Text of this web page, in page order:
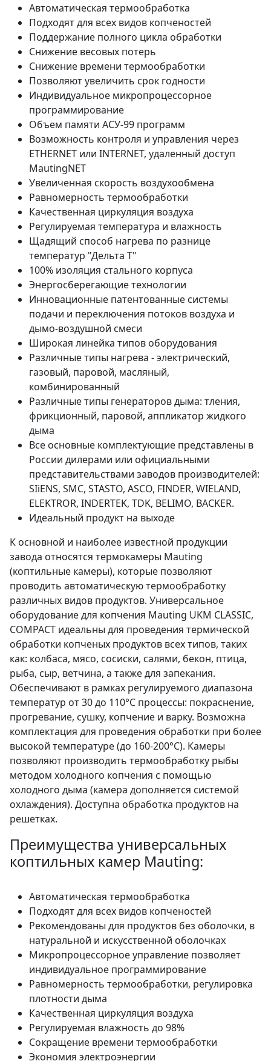
Автоматическая термообработка
Подходят для всех видов копченостей
Поддержание полного цикла обработки
Снижение весовых потерь
Снижение времени термообработки
Позволяют увеличить срок годности
Индивидуальное микропроцессорное
программирование
Объем памяти АСУ-99 программ
Возможность контроля и управления через
ETHERNET или INTERNET, удаленный доступ
MautingNET
Увеличенная скорость воздухообмена
Равномерность термообработки
Качественная циркуляция воздуха
Регулируемая температура и влажность
Щадящий способ нагрева по разнице
температур "Дельта Т"
100% изоляция стального корпуса
Энергосберегающие технологии
Инновационные патентованные системы
подачи и переключения потоков воздуха и
дымо-воздушной смеси
Широкая линейка типов оборудования
Различные типы нагрева - электрический,
газовый, паровой, масляный,
комбинированный
Различные типы генераторов дыма: тления,
фрикционный, паровой, аппликатор жидкого
дыма
Все основные комплектующие представлены в
России дилерами или официальными
представительствами заводов производителей:
SIiENS, SMC, STASTO, ASCO, FINDER, WIELAND,
ELEKTROR, INDERTEK, TDK, BELIMO, BACKER.
Идеальный продукт на выходе
К основной и наиболее известной продукции
завода относятся термокамеры Mauting
(коптильные камеры), которые позволяют
проводить автоматическую термообработку
различных видов продуктов. Универсальное
оборудование для копчения Mauting UKM CLASSIC,
COMPACT идеальны для проведения термической
обработки копченых продуктов всех типов, таких
как: колбаса, мясо, сосиски, салями, бекон, птица,
рыба, сыр, ветчина, а также для запекания.
Обеспечивают в рамках регулируемого диапазона
температур от 30 до 110°C процессы: покраснение,
прогревание, сушку, копчение и варку. Возможна
комплектация для проведения обработки при более
высокой температуре (до 160-200°С). Камеры
позволяют производить термообработку рыбы
методом холодного копчения с помощью
холодного дыма (камера дополняется системой
охлаждения). Доступна обработка продуктов на
решетках.
Преимущества универсальных
коптильных камер Mauting:
Автоматическая термообработка
Подходят для всех видов копченостей
Рекомендованы для продуктов без оболочки, в
натуральной и искусственной оболочках
Микропроцессорное управление позволяет
индивидуальное программирование
Равномерность термообработки, регулировка
плотности дыма
Качественная циркуляция воздуха
Регулируемая влажность до 98%
Сокращение времени термообработки
Экономия электроэнергии